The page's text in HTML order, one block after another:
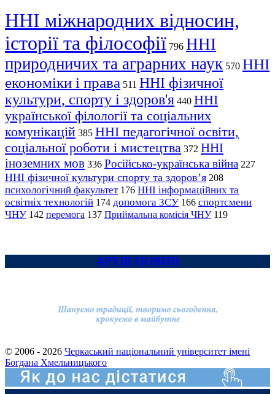
ННІ міжнародних відносин,
історії та філософії 796 ННІ
природничих та аграрних наук 570 ННІ
економіки і права 511 ННІ фізичної
культури, спорту і здоров'я 440 ННІ
української філології та соціальних
комунікацій 385 ННІ педагогічної освіти,
соціальної роботи і мистецтва 372 ННІ
іноземних мов 336 Російсько-українська війна 227
ННІ фізичної культури спорту та здоров’я 208
психологічний факультет 176 ННІ інформаційних та
освітніх технологій 174 допомога ЗСУ 166 спортсмени
ЧНУ 142 перемога 137 Приймальна комісія ЧНУ 119
АРХІВ НОВИН
© 2006 - 2026 Черкаський національний університет імені
Богдана Хмельницького